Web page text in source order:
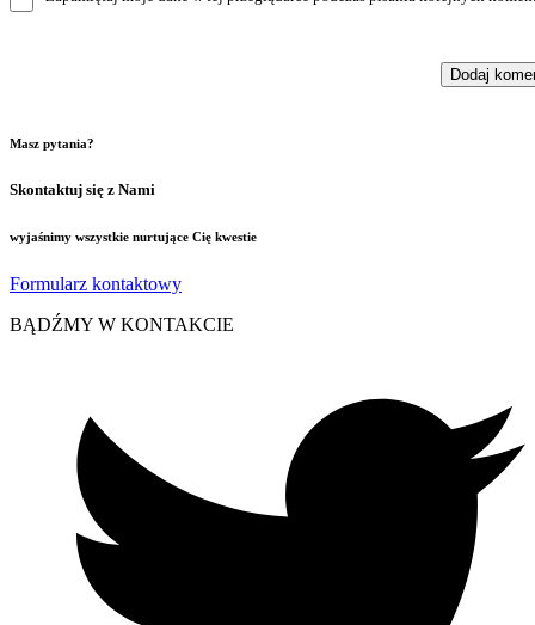
Masz pytania?
Skontaktuj się z Nami
wyjaśnimy wszystkie nurtujące Cię kwestie
Formularz kontaktowy
BĄDŹMY W KONTAKCIE